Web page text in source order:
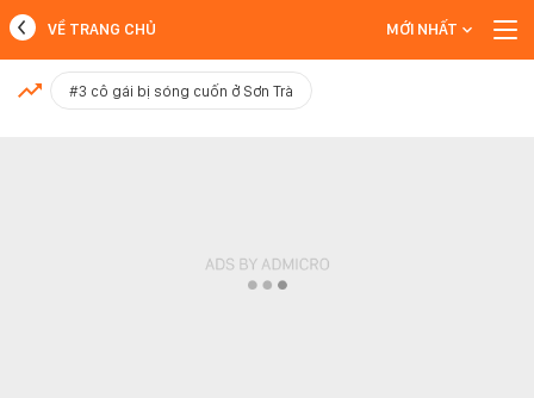
MỚI NHẤT
VỀ TRANG CHỦ MỚI NHẤT
#3 cô gái bị sóng cuốn ở Sơn Trà